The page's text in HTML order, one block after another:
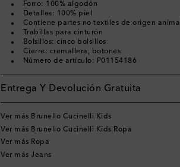
Forro: 100% algodón
Detalles: 100% piel
Contiene partes no textiles de origen animal
Trabillas para cinturón
Bolsillos: cinco bolsillos
Cierre: cremallera, botones
Número de artículo: P01154186
Entrega Y Devolución Gratuita
Ver más Brunello Cucinelli Kids
Ver más Brunello Cucinelli Kids Ropa
Ver más Ropa
Ver más Jeans